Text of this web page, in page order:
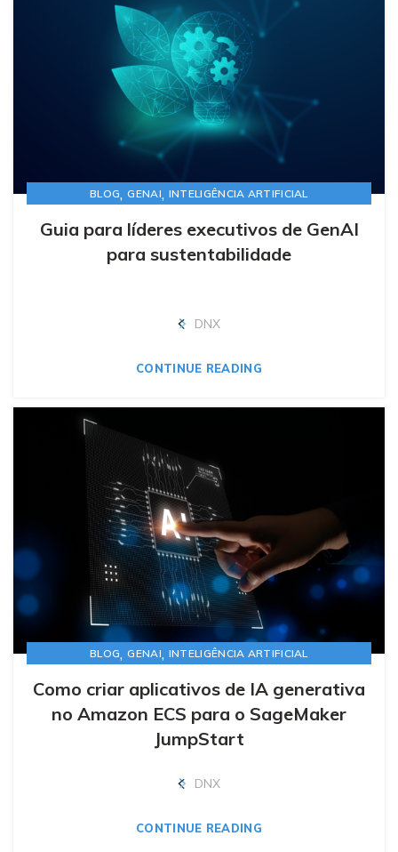
BLOG,GENAI, INTELIGÊNCIA ARTIFICIAL
Guia para líderes executivos de GenAI
para sustentabilidade
DNX
CONTINUE READING
BLOG,GENAI, INTELIGÊNCIA ARTIFICIAL
Como criar aplicativos de IA generativa
no Amazon ECS para o SageMaker
JumpStart
DNX
CONTINUE READING